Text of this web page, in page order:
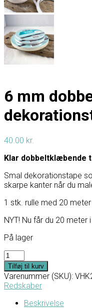
6 mm
40.00 kr.
Klar dobbeltklæbende
Smal dekorationstape
skarpe kanter når du
1 stk. rulle med 20
NYT! Nu får du 20
På lager
6
mm
dobbeltklæbende
dekorationstape
antal
Tilføj til kurv
Varenummer (SKU):
Redskaber
Beskrivelse